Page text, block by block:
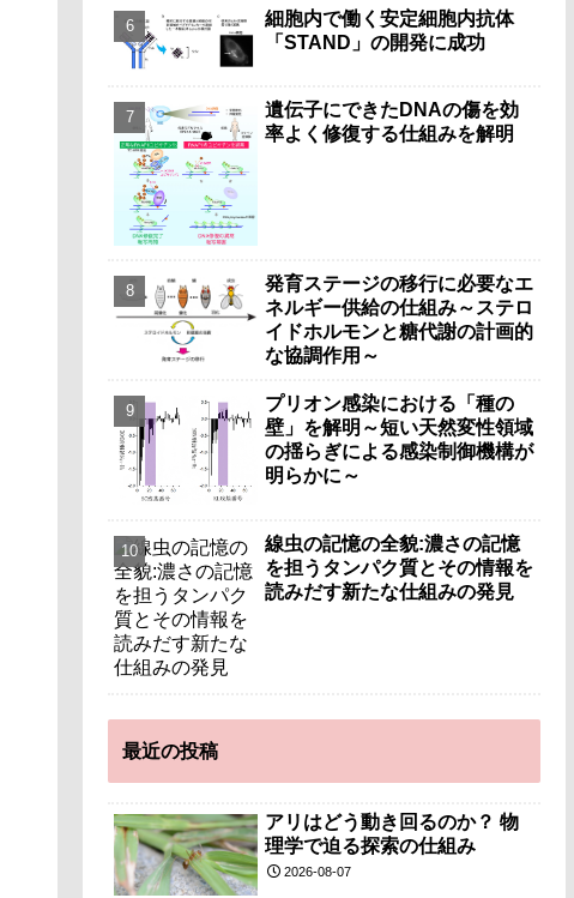
細胞内で働く安定細胞内抗体
「STAND」の開発に成功
遺伝子にできたDNAの傷を効
率よく修復する仕組みを解明
発育ステージの移行に必要なエ
ネルギー供給の仕組み～ステロ
イドホルモンと糖代謝の計画的
な協調作用～
プリオン感染における「種の
壁」を解明～短い天然変性領域
の揺らぎによる感染制御機構が
明らかに～
線虫の記憶の全貌:濃さの記憶
を担うタンパク質とその情報を
読みだす新たな仕組みの発見
最近の投稿
アリはどう動き回るのか？ 物
理学で迫る探索の仕組み
2026-08-07